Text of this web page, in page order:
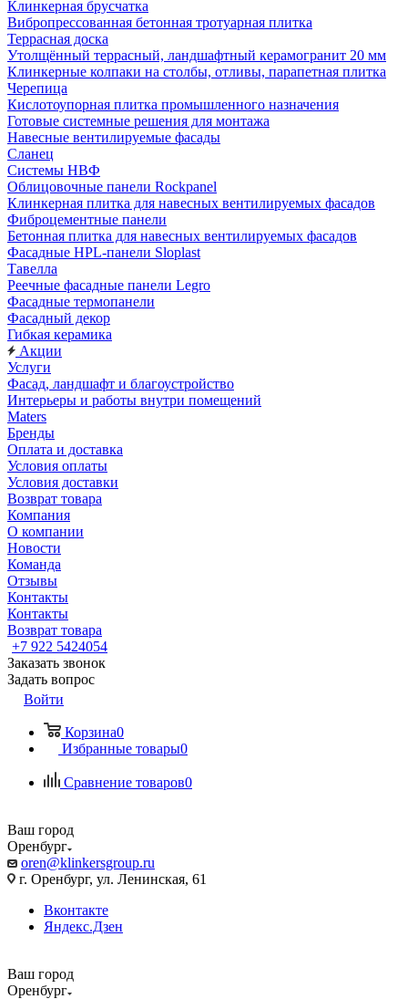
Клинкерная брусчатка
Вибропрессованная бетонная тротуарная плитка
Террасная доска
Утолщённый террасный, ландшафтный керамогранит 20 мм
Клинкерные колпаки на столбы, отливы, парапетная плитка
Черепица
Кислотоупорная плитка промышленного назначения
Готовые системные решения для монтажа
Навесные вентилируемые фасады
Сланец
Системы НВФ
Облицовочные панели Rockpanel
Клинкерная плитка для навесных вентилируемых фасадов
Фиброцементные панели
Бетонная плитка для навесных вентилируемых фасадов
Фасадные HPL-панели Sloplast
Тавелла
Реечные фасадные панели Legro
Фасадные термопанели
Фасадный декор
Гибкая керамика
Акции
Услуги
Фасад, ландшафт и благоустройство
Интерьеры и работы внутри помещений
Maters
Бренды
Оплата и доставка
Условия оплаты
Условия доставки
Возврат товара
Компания
О компании
Новости
Команда
Отзывы
Контакты
Контакты
Возврат товара
+7 922 5424054
Заказать звонок
Задать вопрос
Войти
Корзина0
Избранные товары0
Сравнение товаров0
Ваш город
Оренбург
oren@klinkersgroup.ru
г. Оренбург, ул. Ленинская, 61
Вконтакте
Яндекс.Дзен
Ваш город
Оренбург